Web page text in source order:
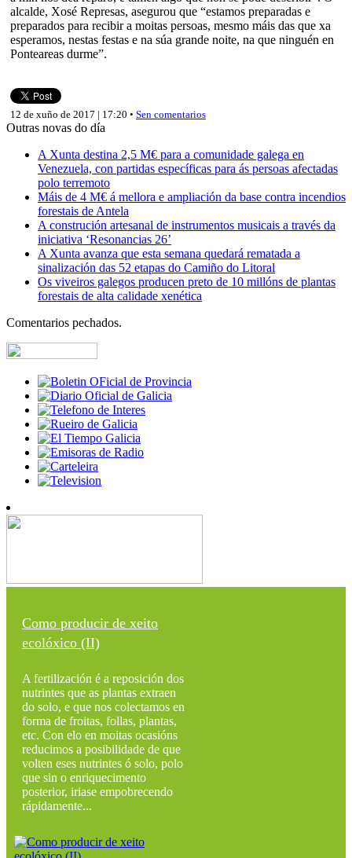
alcalde, Xosé Represas, asegurou que “estamos preparadas e
preparados para recibir a moitas persoas, mesmo máis das que xa
esperamos, nestas festas e na súa grande noite, na que ninguén en
Ponteareas durme”.
12 de xuño de 2017 | 17:20 • Sen comentarios
Outras novas do día
A Xunta destina 2,5 M€ para a comunidade galega en
Venezuela, con partidas específicas para ás persoas afectadas
polo terremoto
Máis de 4 M€ á mellora e ampliación da base contra incendios
forestais de Antela
A construción artesanal de instrumentos musicais a través da
iniciativa ‘Resonancias 26’
A Xunta avanza que esta semana quedará rematada a
sinalización das 52 etapas do Camiño do Litoral
Os viveiros galegos producen preto de 10 millóns de plantas
forestais de alta calidade xenética
Comentarios pechados.
Como producir de xeito
ecolóxico (II)
A fertilización é a reposición dos
nutrintes que as plantas extraen
do solo, e que nos colectamos en
forma de froitas, follas, plantas,
etc. Con elo en moitas ocasións
reducimos a posibilidade de que
volten eses nutrintes ó solo, polo
que sin o enriquecimento
posterior, iriase empobrecendo
rápidamente...